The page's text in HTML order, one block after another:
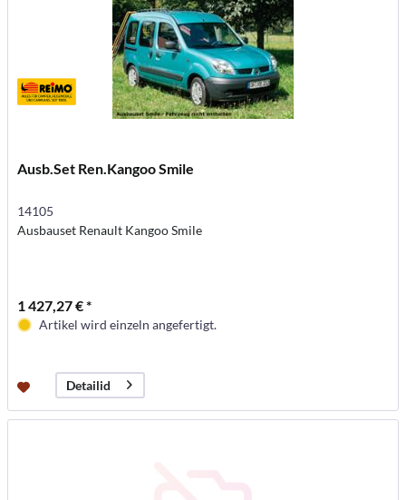
Ausb.Set Ren.Kangoo Smile
14105
Ausbauset Renault Kangoo Smile
1 427,27 € *
Artikel wird einzeln angefertigt.
Detailid